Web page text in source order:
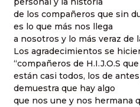
de los compañeros que sin
es lo que más nos llega
a nosotros y lo más veraz de
Los agradecimientos se
“compañeros de H.I.J.O.S que
están casi todos, los de
demuestra que hay algo
que nos une y nos hermana